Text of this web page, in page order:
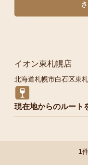
イオン東札幌店
北海道札幌市白石区東
現在地からのルート
1